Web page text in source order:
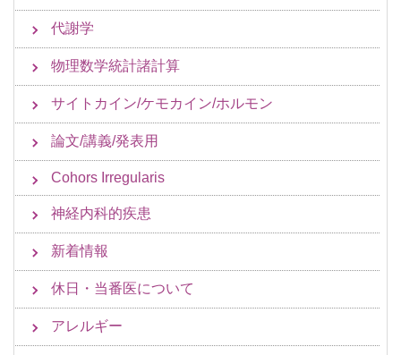
代謝学
物理数学統計諸計算
サイトカイン/ケモカイン/ホルモン
論文/講義/発表用
Cohors Irregularis
神経内科的疾患
新着情報
休日・当番医について
アレルギー